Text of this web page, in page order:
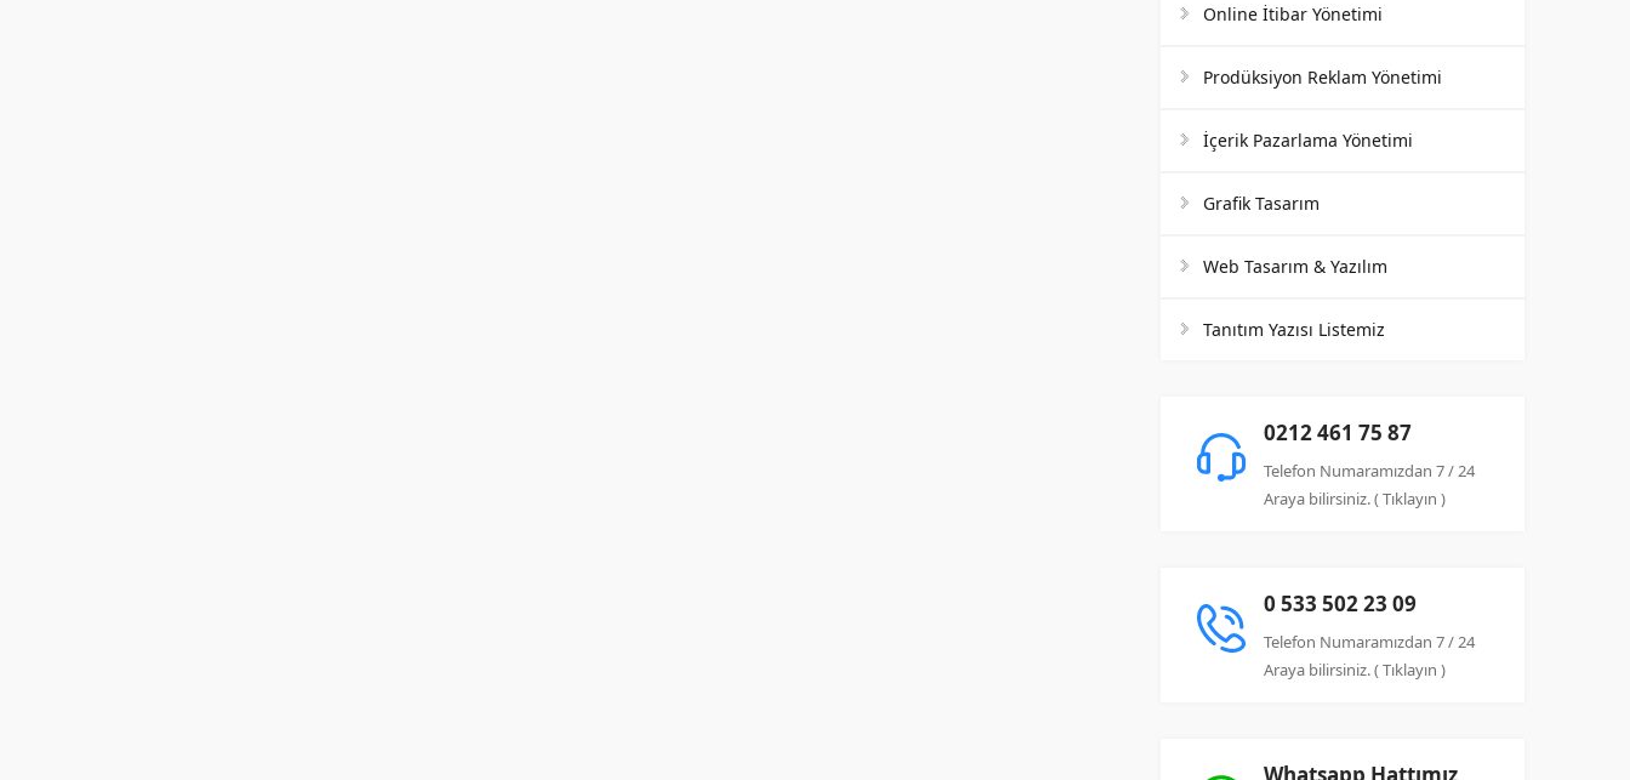
Online İtibar Yönetimi
Prodüksiyon Reklam Yönetimi
İçerik Pazarlama Yönetimi
Grafik Tasarım
Web Tasarım & Yazılım
Tanıtım Yazısı Listemiz
0212 461 75 87
Telefon Numaramızdan 7 / 24
Araya bilirsiniz. ( Tıklayın )
0 533 502 23 09
Telefon Numaramızdan 7 / 24
Araya bilirsiniz. ( Tıklayın )
Whatsapp Hattımız